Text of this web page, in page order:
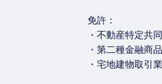
免許：
・不動産特定共
・第二種金融商
・宅地建物取引